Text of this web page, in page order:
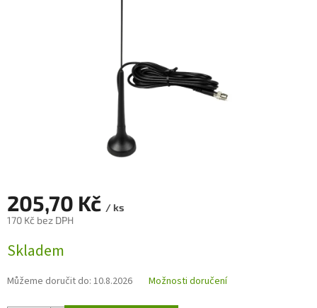
205,70 Kč / ks
170 Kč bez DPH
cena:
Skladem
Můžeme doručit do: 10.8.2026 Možnosti doručení